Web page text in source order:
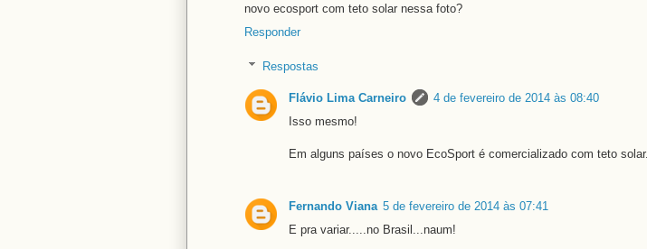
novo ecosport com teto solar nessa foto?
Responder
Respostas
Flávio Lima Carneiro
4 de fevereiro de 2014 às 08:40
Isso mesmo!
Em alguns países o novo EcoSport é comercializado com teto solar.
Fernando Viana 5 de fevereiro de 2014 às 07:41
E pra variar.....no Brasil...naum!